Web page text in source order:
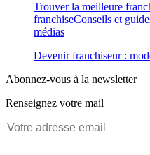
Trouver la meilleure
franchiseConseils et
médias
Devenir franchiseur :
Abonnez-vous à la newsletter
Renseignez votre mail